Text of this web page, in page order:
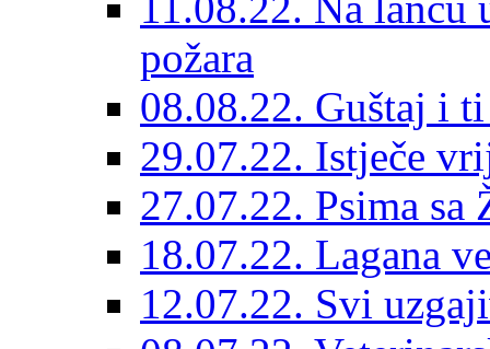
požara
08.08.22. Guštaj i
29.07.22. Istječe
27.07.22. Psima sa
18.07.22. Lagana
12.07.22. Svi